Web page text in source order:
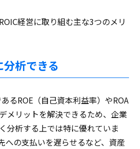
経営に取り組む主な3つのメリ
析できる
るROE（自己資本利益率）やROA
メリットを解決できるため、企業
分析する上では特に優れていま
への支払いを遅らせるなど、資産